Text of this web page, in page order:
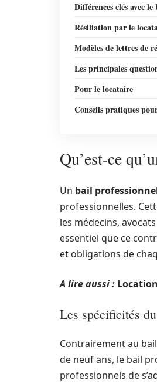
Différences clés avec
Résiliation par le
Modèles de lettres de
Les principales
Pour le locataire
Conseils pratiques
Qu’est-ce
Un bail
professionnelles.
les médecins,
essentiel que ce
et obligations de
A lire aussi :
Les spécificités
Contrairement au
de neuf ans, le bail
professionnels de